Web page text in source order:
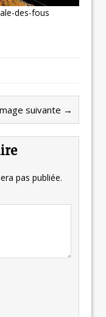
des-fous
suivante →
pas publiée.